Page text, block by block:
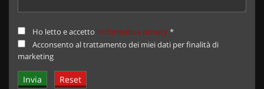
Ho letto e accetto l'informativa privacy*
Acconsento al trattamento dei miei dati per finalità di
marketing